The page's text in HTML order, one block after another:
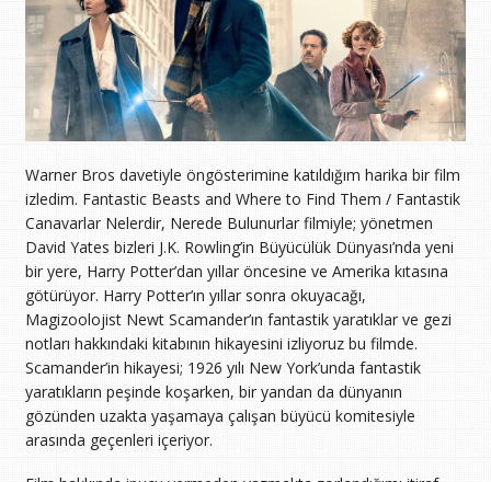
Warner Bros davetiyle öngösterimine katıldığım harika bir film
izledim. Fantastic Beasts and Where to Find Them / Fantastik
Canavarlar Nelerdir, Nerede Bulunurlar filmiyle; yönetmen
David Yates bizleri J.K. Rowling’in Büyücülük Dünyası’nda yeni
bir yere, Harry Potter’dan yıllar öncesine ve Amerika kıtasına
götürüyor. Harry Potter’ın yıllar sonra okuyacağı,
Magizoolojist Newt Scamander’ın fantastik yaratıklar ve gezi
notları hakkındaki kitabının hikayesini izliyoruz bu filmde.
Scamander’in hikayesi; 1926 yılı New York’unda fantastik
yaratıkların peşinde koşarken, bir yandan da dünyanın
gözünden uzakta yaşamaya çalışan büyücü komitesiyle
arasında geçenleri içeriyor.